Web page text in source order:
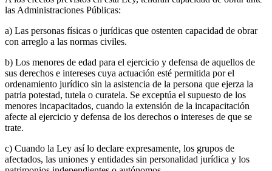
las Administraciones Públicas:
a) Las personas físicas o jurídicas que ostenten capacidad de obrar
con arreglo a las normas civiles.
b) Los menores de edad para el ejercicio y defensa de aquellos de
sus derechos e intereses cuya actuación esté permitida por el
ordenamiento jurídico sin la asistencia de la persona que ejerza la
patria potestad, tutela o curatela. Se exceptúa el supuesto de los
menores incapacitados, cuando la extensión de la incapacitación
afecte al ejercicio y defensa de los derechos o intereses de que se
trate.
c) Cuando la Ley así lo declare expresamente, los grupos de
afectados, las uniones y entidades sin personalidad jurídica y los